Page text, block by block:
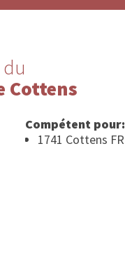
Cottens
Compétent pour:
1741 Cottens FR